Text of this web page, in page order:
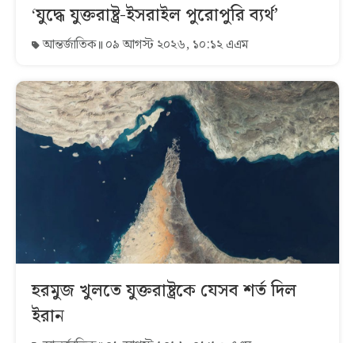
‘যুদ্ধে যুক্তরাষ্ট্র-ইসরাইল পুরোপুরি ব্যর্থ’
আন্তর্জাতিক ০৯ আগস্ট ২০২৬, ১০:১২ এএম
হরমুজ খুলতে যুক্তরাষ্ট্রকে যেসব শর্ত দিল
ইরান